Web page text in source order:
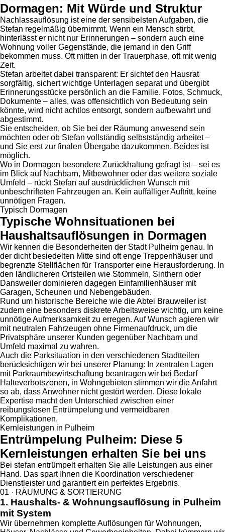
Dormagen: Mit Würde und Struktur
Nachlassauflösung ist eine der sensibelsten Aufgaben, die
Stefan regelmäßig übernimmt. Wenn ein Mensch stirbt,
hinterlässt er nicht nur Erinnerungen – sondern auch eine
Wohnung voller Gegenstände, die jemand in den Griff
bekommen muss. Oft mitten in der Trauerphase, oft mit wenig
Zeit.
Stefan arbeitet dabei transparent: Er sichtet den Hausrat
sorgfältig, sichert wichtige Unterlagen separat und übergibt
Erinnerungsstücke persönlich an die Familie. Fotos, Schmuck,
Dokumente – alles, was offensichtlich von Bedeutung sein
könnte, wird nicht achtlos entsorgt, sondern aufbewahrt und
abgestimmt.
Sie entscheiden, ob Sie bei der Räumung anwesend sein
möchten oder ob Stefan vollständig selbstständig arbeitet –
und Sie erst zur finalen Übergabe dazukommen. Beides ist
möglich.
Wo in Dormagen besondere Zurückhaltung gefragt ist – sei es
im Blick auf Nachbarn, Mitbewohner oder das weitere soziale
Umfeld – rückt Stefan auf ausdrücklichen Wunsch mit
unbeschrifteten Fahrzeugen an. Kein auffälliger Auftritt, keine
unnötigen Fragen.
Typisch Dormagen
Typische Wohnsituationen bei
Haushaltsauflösungen in Dormagen
Wir kennen die Besonderheiten der Stadt Pulheim genau. In
der dicht besiedelten Mitte sind oft enge Treppenhäuser und
begrenzte Stellflächen für Transporter eine Herausforderung. In
den ländlicheren Ortsteilen wie Stommeln, Sinthern oder
Dansweiler dominieren dagegen Einfamilienhäuser mit
Garagen, Scheunen und Nebengebäuden.
Rund um historische Bereiche wie die Abtei Brauweiler ist
zudem eine besonders diskrete Arbeitsweise wichtig, um keine
unnötige Aufmerksamkeit zu erregen. Auf Wunsch agieren wir
mit neutralen Fahrzeugen ohne Firmenaufdruck, um die
Privatsphäre unserer Kunden gegenüber Nachbarn und
Umfeld maximal zu wahren.
Auch die Parksituation in den verschiedenen Stadtteilen
berücksichtigen wir bei unserer Planung: In zentralen Lagen
mit Parkraumbewirtschaftung beantragen wir bei Bedarf
Halteverbotszonen, in Wohngebieten stimmen wir die Anfahrt
so ab, dass Anwohner nicht gestört werden. Diese lokale
Expertise macht den Unterschied zwischen einer
reibungslosen Entrümpelung und vermeidbaren
Komplikationen.
Kernleistungen in Pulheim
Entrümpelung Pulheim: Diese 5
Kernleistungen erhalten Sie bei uns
Bei stefan entrümpelt erhalten Sie alle Leistungen aus einer
Hand. Das spart Ihnen die Koordination verschiedener
Dienstleister und garantiert ein perfektes Ergebnis.
01 · RÄUMUNG & SORTIERUNG
1. Haushalts- & Wohnungsauflösung in Pulheim
mit System
Wir übernehmen komplette Auflösungen für Wohnungen,